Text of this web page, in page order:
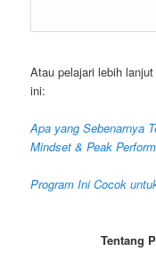
Atau pelajari lebih
ini:
Apa yang Sebenarnya
Mindset & Peak
Program Ini Cocok
Tentang